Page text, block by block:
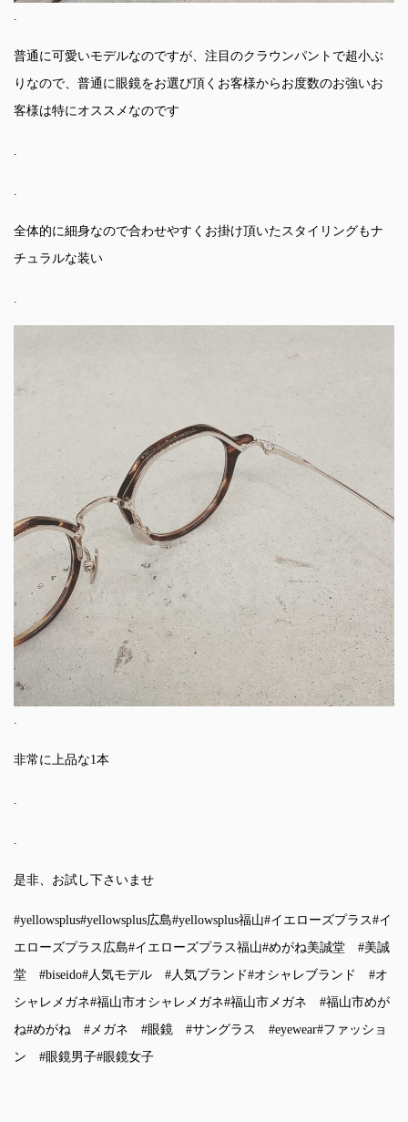
.
普通に可愛いモデルなのですが、注目のクラウンパントで超小ぶ
りなので、普通に眼鏡をお選び頂くお客様からお度数のお強いお
客様は特にオススメなのです
.
.
全体的に細身なので合わせやすくお掛け頂いたスタイリングもナ
チュラルな装い
.
.
非常に上品な1本
.
.
是非、お試し下さいませ
#yellowsplus#yellowsplus広島#yellowsplus福山#イエローズプラス#イ
エローズプラス広島#イエローズプラス福山#めがね美誠堂
#美誠
堂
#biseido#人気モデル #人気ブランド#オシャレブランド
#オ
シャレメガネ#福山市オシャレメガネ#福山市メガネ
#福山市めが
ね#めがね #メガネ #眼鏡 #サングラス #eyewear#ファッショ
ン
#眼鏡男子#眼鏡女子